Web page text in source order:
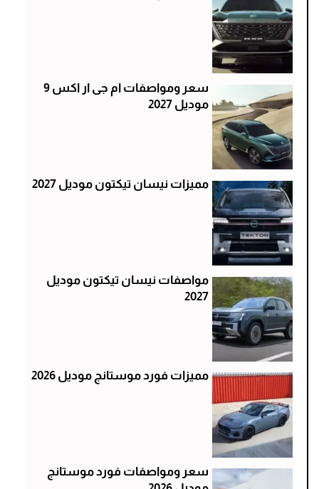
سعر ومواصفات ام جى ار اكس 9
موديل 2027
مميزات نيسان تيكتون موديل 2027
مواصفات نيسان تيكتون موديل
2027
مميزات فورد موستانج موديل 2026
سعر ومواصفات فورد موستانج